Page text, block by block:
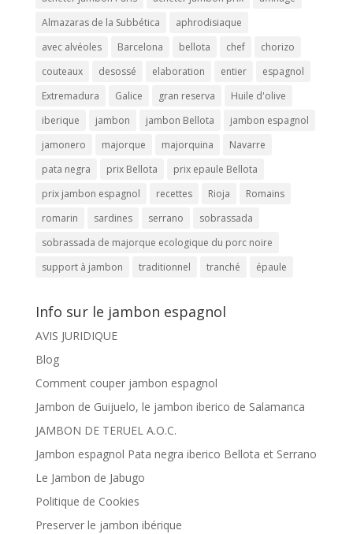
Almazaras de la Subbética
aphrodisiaque
avec alvéoles
Barcelona bellota chef
chorizo
couteaux
desossé elaboration entier
espagnol
Extremadura
Galice gran reserva
Huile d'olive
iberique
jambon jambon Bellota
jambon espagnol
jamonero
majorque majorquina
Navarre
pata negra
prix Bellota
prix epaule Bellota
prix jambon espagnol
recettes Rioja
Romains
romarin
sardines serrano
sobrassada
sobrassada de majorque ecologique du porc noire
support à jambon
traditionnel tranché épaule
Info sur le jambon espagnol
AVIS JURIDIQUE
Blog
Comment couper jambon espagnol
Jambon de Guijuelo, le jambon iberico de Salamanca
JAMBON DE TERUEL A.O.C.
Jambon espagnol Pata negra iberico Bellota et Serrano
Le Jambon de Jabugo
Politique de Cookies
Preserver le jambon ibérique